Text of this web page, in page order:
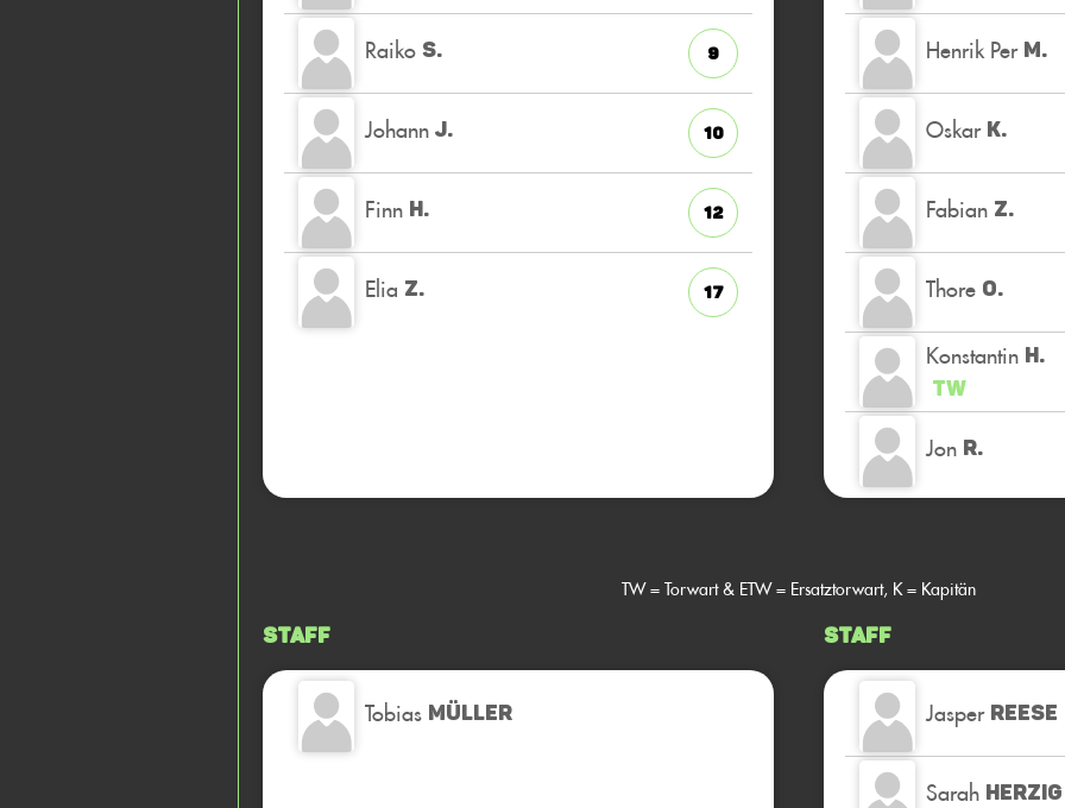
Raiko S. 9
Johann J. 10
Finn H. 12
Elia Z. 17
Henrik Per M.
Oskar K.
Fabian Z.
Thore O.
Konstantin H.
TW
Jon R.
TW = Torwart & ETW = Ersatztorwart, K = Kapitän
Staff
Tobias MÜLLER
Staff
Jasper REESE
Sarah HERZIG